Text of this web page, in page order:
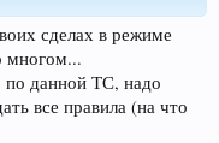
сделах в режиме
многом...
по данной ТС, надо
все правила (на что